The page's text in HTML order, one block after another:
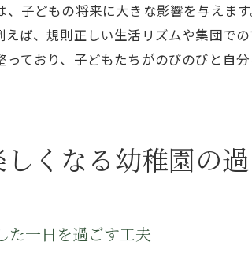
制服
、子どもの将来に大きな影響を与えま
えば、規則正しい生活リズムや集団で
っており、子どもたちがのびのびと自
くなる幼稚園の
た一日を過ごす工夫